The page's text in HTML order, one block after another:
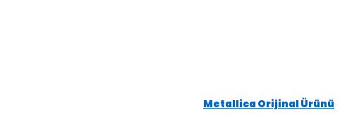
Metallica Orijinal Ürünü